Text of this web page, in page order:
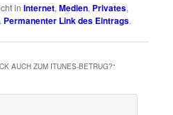
inInternet,Medien, Privates,
. Permanenter Link des Eintrags.
AUCH ZUM ITUNES-BETRUG?“